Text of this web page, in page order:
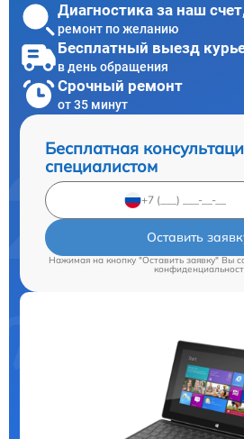
Диагностика за наш
ремонт по желанию
Бесплатный выезд
в день обращения
Срочный ремонт
от 35 минут
Бесплатная
специалистом
Оставить
Нажимая на кнопку "Оставить заявку" Вы